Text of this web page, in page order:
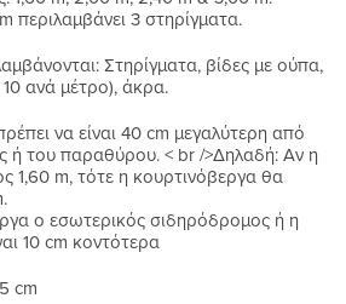
περιλαμβάνει 3 στηρίγματα.
Στηρίγματα, βίδες με ούπα,
10 ανά μέτρο), άκρα.
να είναι 40 cm μεγαλύτερη από
ή του παραθύρου. < br />Δηλαδή: Αν η
1,60 m, τότε η κουρτινόβεργα θα
ο εσωτερικός σιδηρόδρομος ή η
10 cm κοντότερα
cm